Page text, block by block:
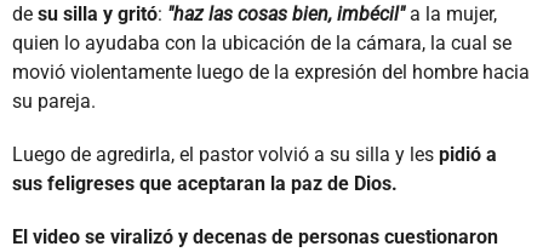
de su silla y gritó: "haz las cosas bien, imbécil"a la mujer,
quien lo ayudaba con la ubicación de la cámara, la cual se
movió violentamente luego de la expresión del hombre hacia
su pareja.
Luego de agredirla, el pastor volvió a su silla y les pidió a
sus feligreses que aceptaran la paz de Dios.
El video se viralizó y decenas de personas cuestionaron